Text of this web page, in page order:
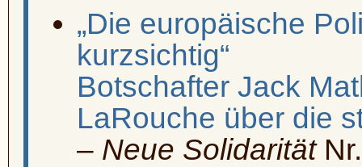
„Die europäische
kurzsichtig“
Botschafter Jack
LaRouche über die
– Neue Solidarität